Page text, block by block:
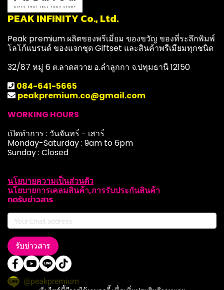
PEAK INFINITY Co., Ltd.
Peak premium ผลิตของพรีเมี่ยม ของขวัญ ของที่ระลึกพิมพ์
โลโก้แบรนด์ ของแจกชุด Giftset และสินค้าพรีเมียมทุกชนิด
32/87 หมู่ 6 ต.ลาดสวาย อ.ลำลูกกา จ.ปทุมธานี 12150
084-641-5665
peakpremium.co@gmail.com
WORKING HOURS
เปิดทำการ : วันจันทร์ - เสาร์
Monday-Saturday : 9am to 6pm
Sunday : Closed
นโยบายความเป็นส่วนตัว
นโยบายการเคลมสินค้า,การรับประกันสินค้า
กดรับข่าวสาร
รับข่าวสาร
@peakpremium